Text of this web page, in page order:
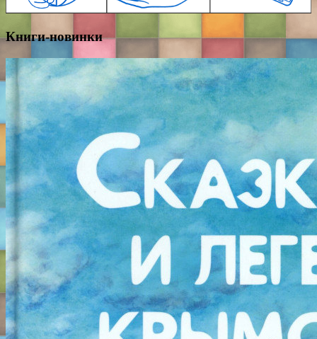
Книги-новинки